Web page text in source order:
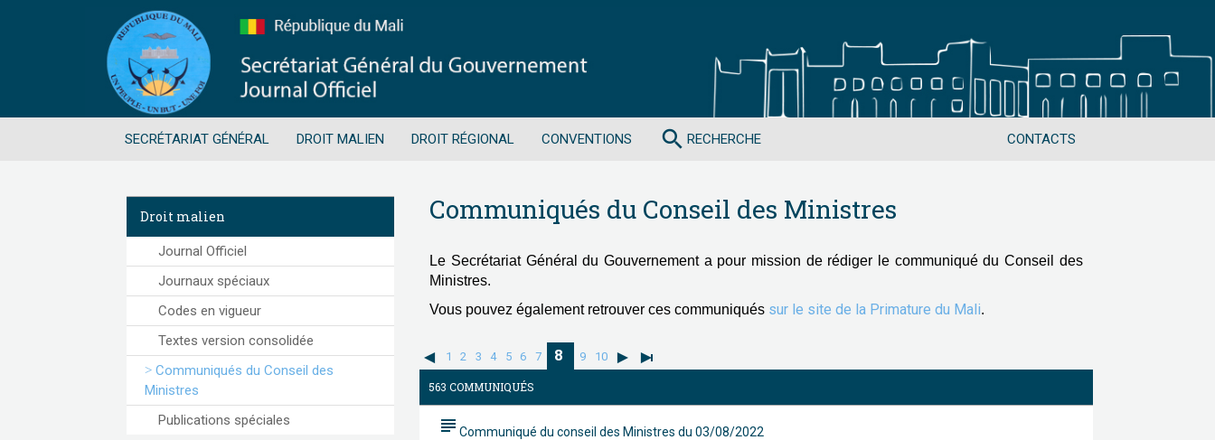
SECRÉTARIAT GÉNÉRAL DROIT MALIEN DROIT RÉGIONAL CONVENTIONS CONTACTS
search RECHERCHE
Droit malien
Journal Officiel
Journaux spéciaux
Codes en vigueur
Textes version consolidée
Communiqués du Conseil des
Ministres
Publications spéciales
Communiqués du Conseil des Ministres
Le Secrétariat Général du Gouvernement a pour mission de rédiger le communiqué du Conseil des
Ministres.
Vous pouvez également retrouver ces communiqués sur le site de la Primature du Mali.
1 2 3 4 5 6 7 8 9 10
563 COMMUNIQUÉS
subject Communiqué du conseil des Ministres du 03/08/2022